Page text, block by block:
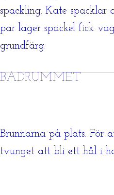
spackling. Kate spacklar
par lager spackel fick
grundfärg.
BADRUMMET
Brunnarna på plats. För
tvunget att bli ett hål i